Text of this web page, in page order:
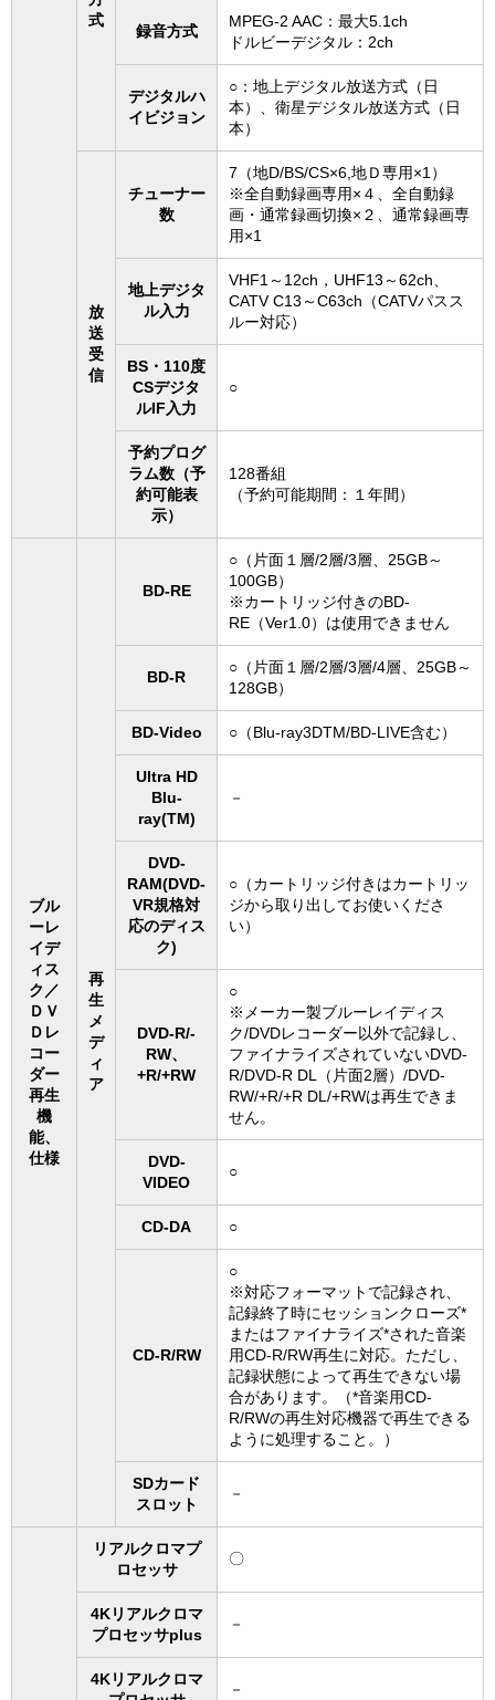
式
録音方式
MPEG-2 AAC：最大5.1ch
ドルビーデジタル：2ch
デジタルハ
イビジョン
○：地上デジタル放送方式（日
本）、衛星デジタル放送方式（日
本）
放
送
受
信
チューナー
数
7（地D/BS/CS×6,地Ｄ専用×1）
※全自動録画専用×４、全自動録
画・通常録画切換×２、通常録画専
用×1
地上デジタ
ル入力
VHF1～12ch，UHF13～62ch、
CATV C13～C63ch（CATVパスス
ルー対応）
BS・110度
CSデジタ
ルIF入力
○
予約プログ
ラム数（予
約可能表
示）
128番組
（予約可能期間：１年間）
ブル
ーレ
イデ
ィス
ク／
ＤＶ
Ｄレ
コー
ダー
再生
機
能、
仕様
再
生
メ
デ
ィ
ア
BD-RE
○（片面１層/2層/3層、25GB～
100GB）
※カートリッジ付きのBD-
RE（Ver1.0）は使用できません
BD-R
○（片面１層/2層/3層/4層、25GB～
128GB）
BD-Video ○（Blu-ray3DTM/BD-LIVE含む）
Ultra HD
Blu-
ray(TM)
－
DVD-
RAM(DVD-
VR規格対
応のディス
ク)
○（カートリッジ付きはカートリッ
ジから取り出してお使いくださ
い）
DVD-R/-
RW、
+R/+RW
○
※メーカー製ブルーレイディス
ク/DVDレコーダー以外で記録し、
ファイナライズされていないDVD-
R/DVD-R DL（片面2層）/DVD-
RW/+R/+R DL/+RWは再生できま
せん。
DVD-
VIDEO
○
CD-DA ○
CD-R/RW
○
※対応フォーマットで記録され、
記録終了時にセッションクローズ*
またはファイナライズ*された音楽
用CD-R/RW再生に対応。ただし、
記録状態によって再生できない場
合があります。（*音楽用CD-
R/RWの再生対応機器で再生できる
ように処理すること。）
SDカード
スロット
－
リアルクロマプ
ロセッサ
〇
4Kリアルクロマ
プロセッサplus
－
4Kリアルクロマ
－